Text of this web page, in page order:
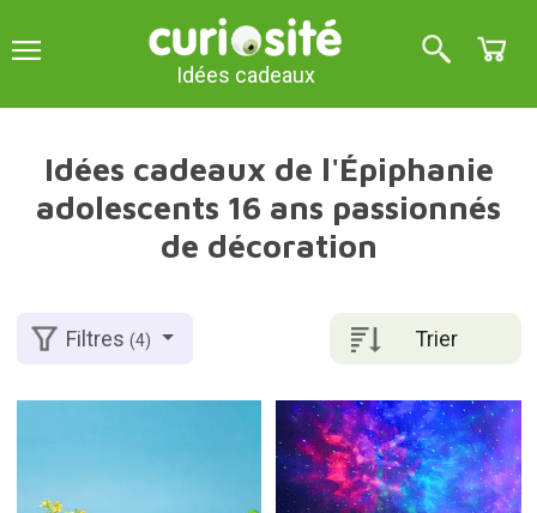
Idées cadeaux
Idées cadeaux de l'Épiphanie
adolescents 16 ans passionnés
de décoration
Trier
Filtres(4)